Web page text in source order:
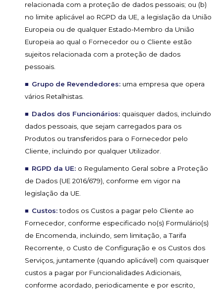
relacionada com a proteção de dados pessoais; ou (b)
no limite aplicável ao RGPD da UE, a legislação da União
Europeia ou de qualquer Estado-Membro da União
Europeia ao qual o Fornecedor ou o Cliente estão
sujeitos relacionada com a proteção de dados
pessoais.
Grupo de Revendedores: uma empresa que opera
vários Retalhistas.
Dados dos Funcionários: quaisquer dados, incluindo
dados pessoais, que sejam carregados para os
Produtos ou transferidos para o Fornecedor pelo
Cliente, incluindo por qualquer Utilizador.
RGPD da UE: o Regulamento Geral sobre a Proteção
de Dados (UE 2016/679), conforme em vigor na
legislação da UE.
Custos:todos os Custos a pagar pelo Cliente ao
Fornecedor, conforme especificado no(s) Formulário(s)
de Encomenda, incluindo, sem limitação, a Tarifa
Recorrente, o Custo de Configuração e os Custos dos
Serviços, juntamente (quando aplicável) com quaisquer
custos a pagar por Funcionalidades Adicionais,
conforme acordado, periodicamente e por escrito,